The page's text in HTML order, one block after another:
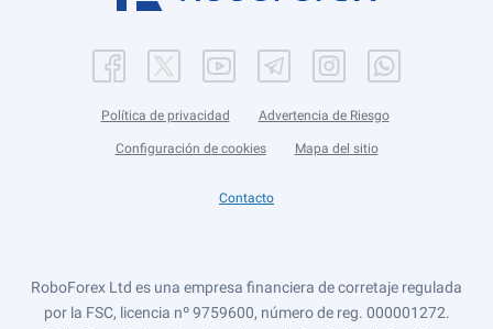
Política de privacidad Advertencia de Riesgo
Configuración de cookies Mapa del sitio
Contacto
RoboForex Ltd es una empresa financiera de corretaje regulada
por la FSC, licencia nº 9759600, número de reg. 000001272.